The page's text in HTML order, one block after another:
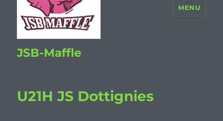
JSB-Maffle
MENU
U21H JS Dottignies